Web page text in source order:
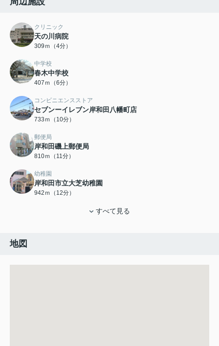
クリニック
天の川病院
309ｍ（4分）
中学校
春木中学校
407ｍ（6分）
コンビニエンスストア
セブンーイレブン岸和田八幡町店
733ｍ（10分）
郵便局
岸和田磯上郵便局
810ｍ（11分）
幼稚園
岸和田市立大芝幼稚園
942ｍ（12分）
すべて見る
地図